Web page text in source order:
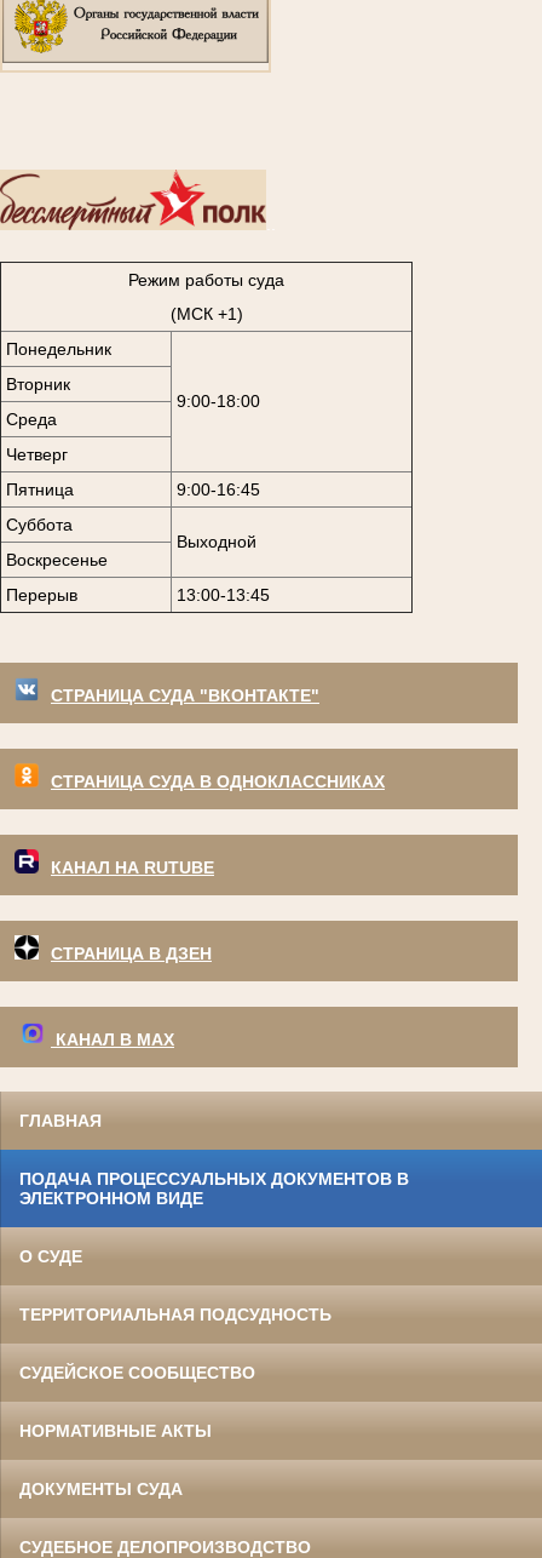
Режим работы суда
(МСК +1)
Понедельник
9:00-18:00
Вторник
Среда
Четверг
Пятница
9:00-16:45
Суббота
Выходной
Воскресенье
Перерыв
13:00-13:45
СТРАНИЦА СУДА "ВКОНТАКТЕ"
СТРАНИЦА СУДА В ОДНОКЛАССНИКАХ
КАНАЛ НА RUTUBE
СТРАНИЦА В ДЗЕН
КАНАЛ В МАХ
ГЛАВНАЯ
ПОДАЧА ПРОЦЕССУАЛЬНЫХ ДОКУМЕНТОВ В
ЭЛЕКТРОННОМ ВИДЕ
О СУДЕ
ТЕРРИТОРИАЛЬНАЯ ПОДСУДНОСТЬ
СУДЕЙСКОЕ СООБЩЕСТВО
НОРМАТИВНЫЕ АКТЫ
ДОКУМЕНТЫ СУДА
СУДЕБНОЕ ДЕЛОПРОИЗВОДСТВО